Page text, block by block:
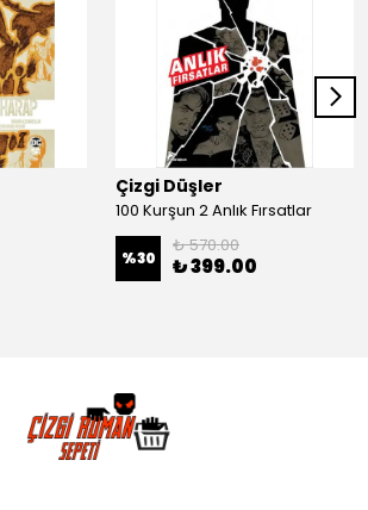
Çizgi Düşler
100 Kurşun 2 Anlık Fırsatlar
%30
₺ 570.00
₺ 399.00